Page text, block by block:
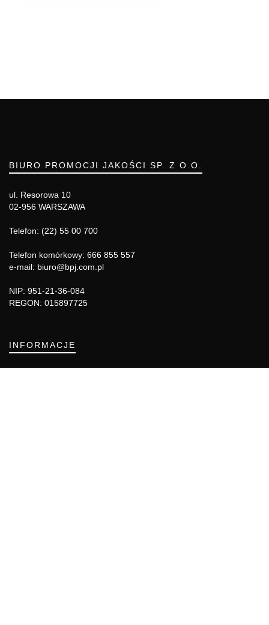
BIURO PROMOCJI JAKOŚCI SP. Z O.O.
ul. Resorowa 10
02-956 WARSZAWA
Telefon: (22) 55 00 700
Telefon komórkowy: 666 855 557
e-mail: biuro@bpj.com.pl
NIP: 951-21-36-084
REGON: 015897725
INFORMACJE